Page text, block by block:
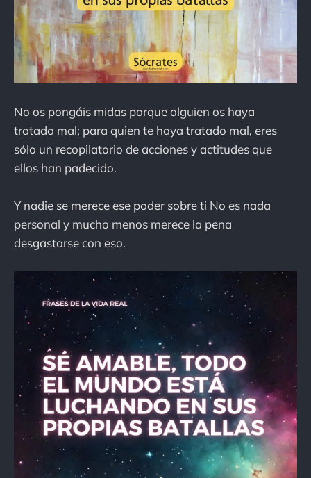
No os pongáis midas porque alguien os haya
tratado mal; para quien te haya tratado mal, eres
sólo un recopilatorio de acciones y actitudes que
ellos han padecido.
Y nadie se merece ese poder sobre ti No es nada
personal y mucho menos merece la pena
desgastarse con eso.